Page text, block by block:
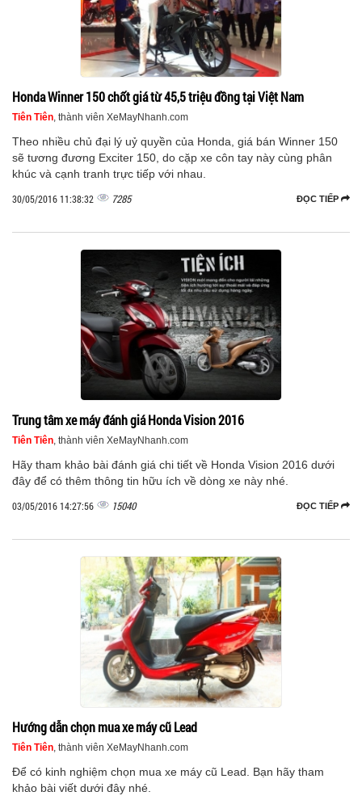
Honda Winner 150 chốt giá từ 45,5 triệu đồng tại Việt Nam
Tiên Tiên, thành viên XeMayNhanh.com
Theo nhiều chủ đại lý uỷ quyền của Honda, giá bán Winner 150
sẽ tương đương Exciter 150, do cặp xe côn tay này cùng phân
khúc và cạnh tranh trực tiếp với nhau.
ĐỌC TIẾP
30/05/2016 11:38:32 7285
Trung tâm xe máy đánh giá Honda Vision 2016
Tiên Tiên, thành viên XeMayNhanh.com
Hãy tham khảo bài đánh giá chi tiết về Honda Vision 2016 dưới
đây để có thêm thông tin hữu ích về dòng xe này nhé.
ĐỌC TIẾP
03/05/2016 14:27:56 15040
Hướng dẫn chọn mua xe máy cũ Lead
Tiên Tiên, thành viên XeMayNhanh.com
Để có kinh nghiệm chọn mua xe máy cũ Lead. Bạn hãy tham
khảo bài viết dưới đây nhé.